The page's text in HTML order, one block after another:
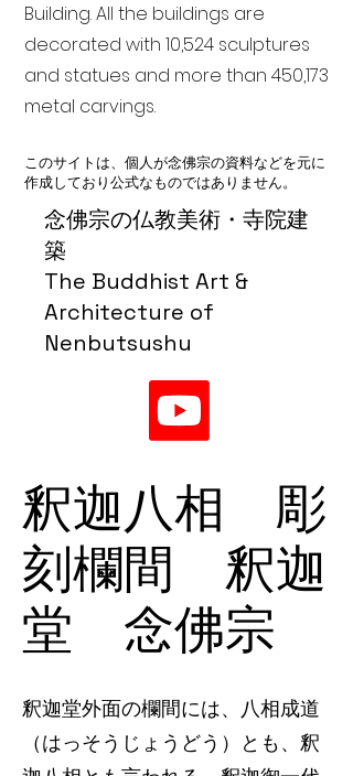
念佛宗の仏教美術・寺院建
築
The Buddhist Art &
Architecture of
Nenbutsushu
Building. All the buildings are
decorated with 10,524 sculptures
and statues and more than 450,173
metal carvings.
このサイトは、個人が念佛宗の資料などを元に
作成しており公式なものではありません。
釈迦八相 彫
刻欄間 釈迦
堂 念佛宗
釈迦堂外面の欄間には、八相成道
（はっそうじょうどう）とも、釈